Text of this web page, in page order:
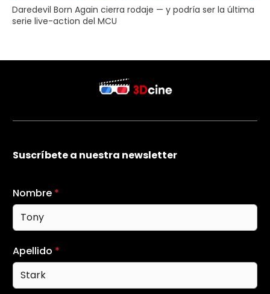
Daredevil Born Again cierra rodaje — y podría ser la última
serie live-action del MCU
Suscríbete a nuestra newsletter
Nombre *
Apellido *